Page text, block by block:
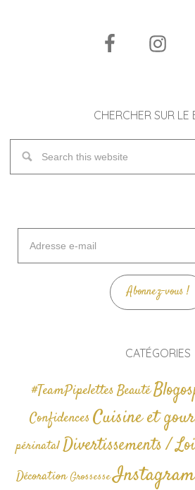
CHERCHER SUR LE
mail
Abonnez-vous !
CATÉGORIES
#TeamPipelettesBeauté
Confidences Cuisine et
périnatalDivertissements /
Décoration GrossesseInstagram